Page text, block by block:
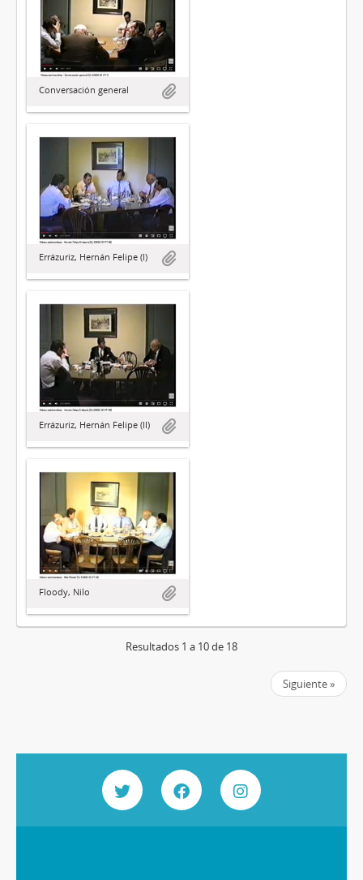
Conversación general
Errázuriz, Hernán Felipe (I)
Errázuriz, Hernán Felipe (II)
Floody, Nilo
Resultados 1 a 10 de 18
Siguiente »